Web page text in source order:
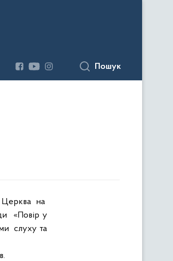
Пошук
Церква на
«Повір у
слуху та